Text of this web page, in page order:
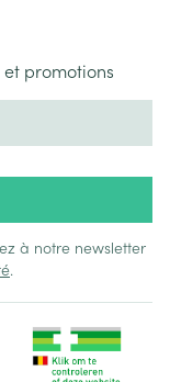
promotions
à notre newsletter
.